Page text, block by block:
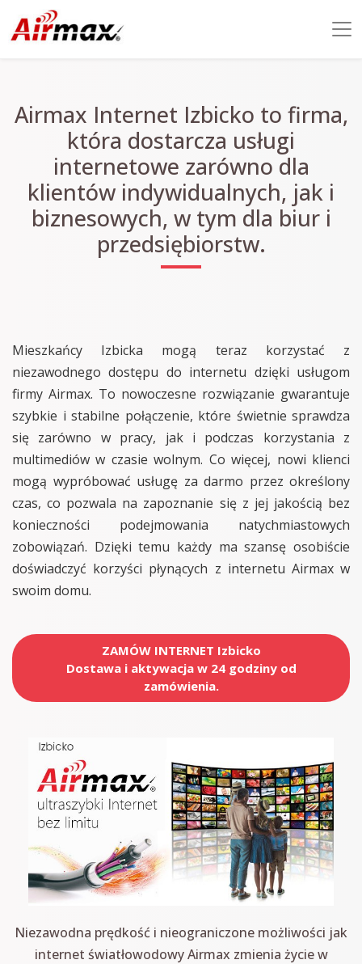
Airmax Internet Izbicko to firma,
która dostarcza usługi
internetowe zarówno dla
klientów indywidualnych, jak i
biznesowych, w tym dla biur i
przedsiębiorstw.
Mieszkańcy Izbicka mogą teraz korzystać z
niezawodnego dostępu do internetu dzięki usługom
firmy Airmax. To nowoczesne rozwiązanie gwarantuje
szybkie i stabilne połączenie, które świetnie sprawdza
się zarówno w pracy, jak i podczas korzystania z
multimediów w czasie wolnym. Co więcej, nowi klienci
mogą wypróbować usługę za darmo przez określony
czas, co pozwala na zapoznanie się z jej jakością bez
konieczności podejmowania natychmiastowych
zobowiązań. Dzięki temu każdy ma szansę osobiście
doświadczyć korzyści płynących z internetu Airmax w
swoim domu.
ZAMÓW INTERNET Izbicko
Dostawa i aktywacja w 24 godziny od
zamówienia.
Niezawodna prędkość i nieograniczone możliwości jak
internet światłowodowy Airmax zmienia życie w